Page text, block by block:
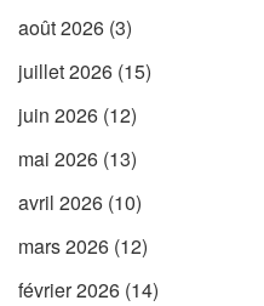
août 2026 (3)
juillet 2026 (15)
juin 2026 (12)
mai 2026 (13)
avril 2026 (10)
mars 2026 (12)
février 2026 (14)